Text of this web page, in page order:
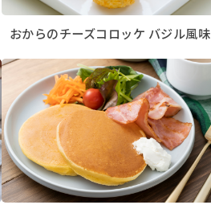
おからのチーズコロッケ バジル風味